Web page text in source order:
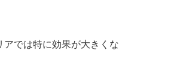
では特に効果が大きくな